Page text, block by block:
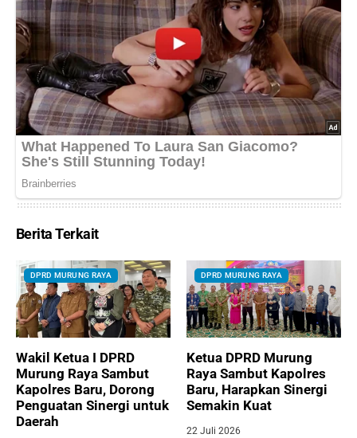
Berita Terkait
DPRD MURUNG RAYA
Wakil Ketua I DPRD
Murung Raya Sambut
Kapolres Baru, Dorong
Penguatan Sinergi untuk
Daerah
DPRD MURUNG RAYA
Ketua DPRD Murung
Raya Sambut Kapolres
Baru, Harapkan Sinergi
Semakin Kuat
22 Juli 2026